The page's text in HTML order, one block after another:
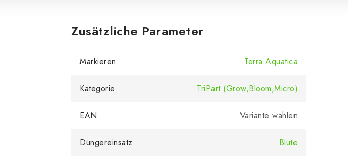
Zusätzliche Parameter
Markieren Terra Aquatica
Kategorie TriPart (Grow,Bloom,Micro)
EAN Variante wählen
Düngereinsatz Blüte